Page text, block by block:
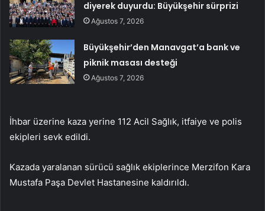
diyerek duyurdu: Büyükşehir sürprizi
Ağustos 7, 2026
Büyükşehir’den Manavgat’a bank ve
piknik masası desteği
Ağustos 7, 2026
İhbar üzerine kaza yerine 112 Acil Sağlık, itfaiye ve polis
ekipleri sevk edildi.
Kazada yaralanan sürücü sağlık ekiplerince Merzifon Kara
Mustafa Paşa Devlet Hastanesine kaldırıldı.